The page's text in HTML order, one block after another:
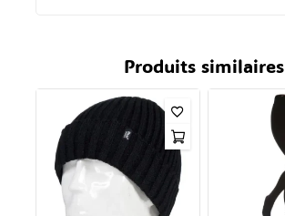
Produits similaires